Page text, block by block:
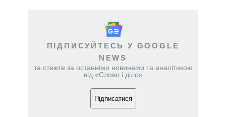
ПІДПИСУЙТЕСЬ У GOOGLE
NEWS
та стежте за останніми новинами та аналітикою
від «Слово і діло»
Підписатися